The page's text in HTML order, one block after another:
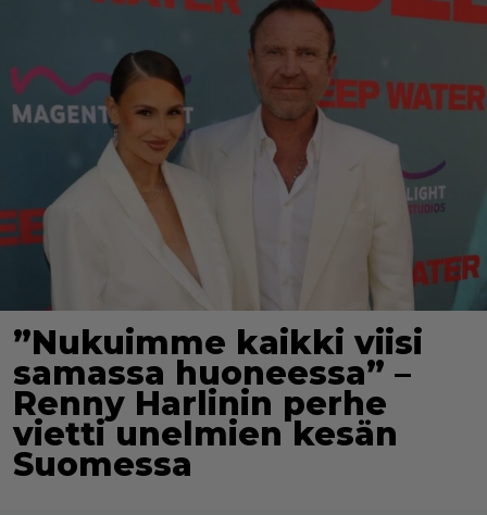
”Nukuimme kaikki viisi
samassa huoneessa” –
Renny Harlinin perhe
vietti unelmien kesän
Suomessa